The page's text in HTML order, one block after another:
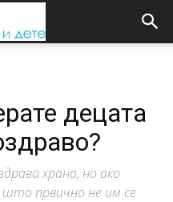
децата
храна, но ако
првично не им се